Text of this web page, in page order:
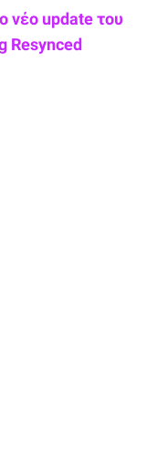
νέο update του
Resynced